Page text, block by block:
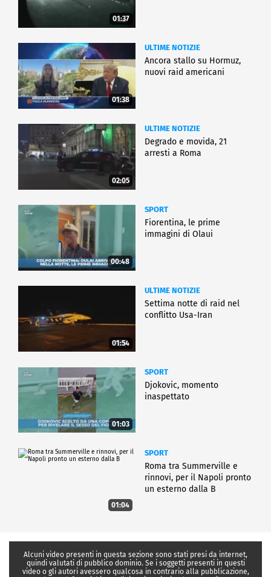
01:37
01:38
ULTIME NOTIZIE
Ancora stallo su Hormuz,
nuovi raid americani
02:05
ULTIME NOTIZIE
Degrado e movida, 21
arresti a Roma
00:48
SPORT
Fiorentina, le prime
immagini di Olaui
01:54
ULTIME NOTIZIE
Settima notte di raid nel
conflitto Usa-Iran
01:03
SPORT
Djokovic, momento
inaspettato
01:04
SPORT
Roma tra Summerville e
rinnovi, per il Napoli pronto
un esterno dalla B
Alcuni video presenti in questa sezione sono stati presi da internet,
quindi valutati di pubblico dominio. Se i soggetti presenti in questi
video o gli autori avessero qualcosa in contrario alla pubblicazione,